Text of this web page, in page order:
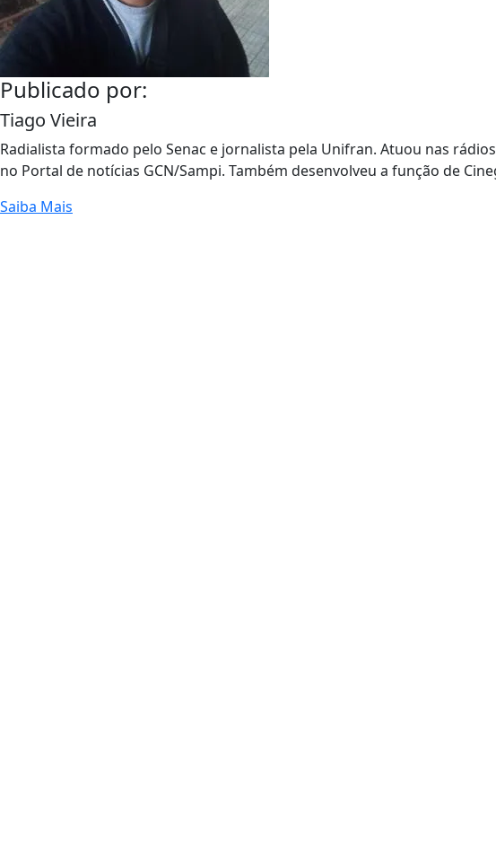
Publicado por:
Tiago Vieira
Radialista formado pelo Senac e jornalista pela Unifran. Atuou nas
no Portal de notícias GCN/Sampi. Também desenvolveu a função de
Saiba Mais